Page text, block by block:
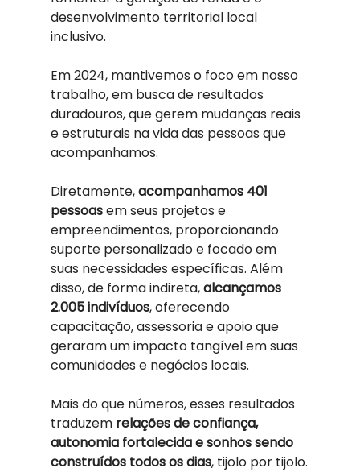
desenvolvimento territorial local
inclusivo.
Em 2024, mantivemos o foco em nosso
trabalho, em busca de resultados
duradouros, que gerem mudanças reais
e estruturais na vida das pessoas que
acompanhamos.
Diretamente, acompanhamos 401
pessoas em seus projetos e
empreendimentos, proporcionando
suporte personalizado e focado em
suas necessidades específicas. Além
disso, de forma indireta, alcançamos
2.005 indivíduos, oferecendo
capacitação, assessoria e apoio que
geraram um impacto tangível em suas
comunidades e negócios locais.
Mais do que números, esses resultados
traduzem relações de confiança,
autonomia fortalecida e sonhos sendo
construídos todos os dias, tijolo por tijolo.